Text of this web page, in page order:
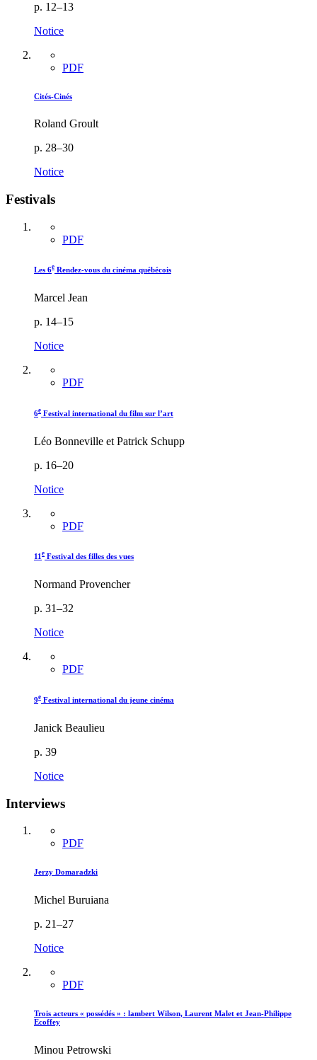
p. 12–13
Notice
PDF
Cités-Cinés
Roland Groult
p. 28–30
Notice
Festivals
PDF
Les 6e Rendez-vous du cinéma québécois
Marcel Jean
p. 14–15
Notice
PDF
6e Festival international du film sur l’art
Léo Bonneville et Patrick Schupp
p. 16–20
Notice
PDF
11e Festival des filles des vues
Normand Provencher
p. 31–32
Notice
PDF
9e Festival international du jeune cinéma
Janick Beaulieu
p. 39
Notice
Interviews
PDF
Jerzy Domaradzki
Michel Buruiana
p. 21–27
Notice
PDF
Trois acteurs « possédés » : lambert Wilson, Laurent Malet et Jean-Philippe
Ecoffey
Minou Petrowski